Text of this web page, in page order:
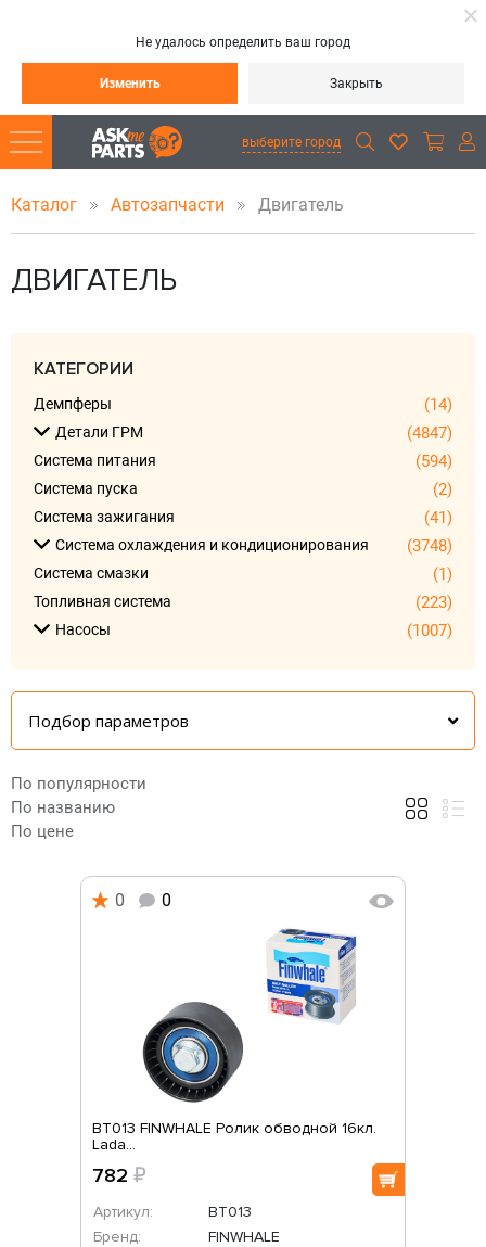
Не удалось определить ваш город
Изменить Закрыть
выберите город
Каталог Автозапчасти Двигатель
ДВИГАТЕЛЬ
КАТЕГОРИИ
Демпферы (14)
Детали ГРМ (4847)
Система питания (594)
Система пуска (2)
Система зажигания (41)
Система охлаждения и кондиционирования (3748)
Система смазки (1)
Топливная система (223)
Насосы (1007)
Подбор параметров
По популярности
По названию
По цене
0 0
BT013 FINWHALE Ролик обводной 16кл.
Lada...
782 ₽
Артикул:
BT013
Бренд:
FINWHALE